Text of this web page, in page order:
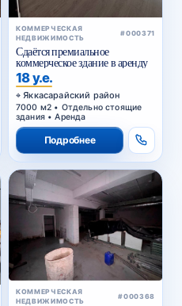
КОММЕРЧЕСКАЯ
НЕДВИЖИМОСТЬ
#000371
Сдаётся премиальное
коммерческое здание в аренду
18 у.е.
Яккасарайский район
7000 м2 • Отдельно стоящие
здания • Аренда
Подробнее
КОММЕРЧЕСКАЯ
НЕДВИЖИМОСТЬ
#000368